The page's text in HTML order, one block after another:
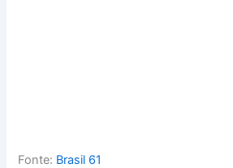
Fonte: Brasil 61